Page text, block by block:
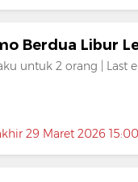
Berdua Libur
untuk 2 orang | Last
29 Maret 2026